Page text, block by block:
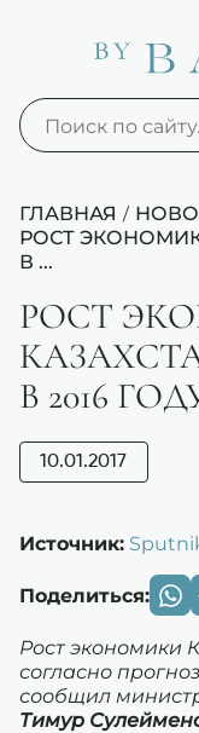
ГЛАВНАЯ /
РОСТ
В ...
РОСТ
В 2016
10.01.2017
Источник:
Поделиться:
Рост экономики
согласно
сообщил
Тимур